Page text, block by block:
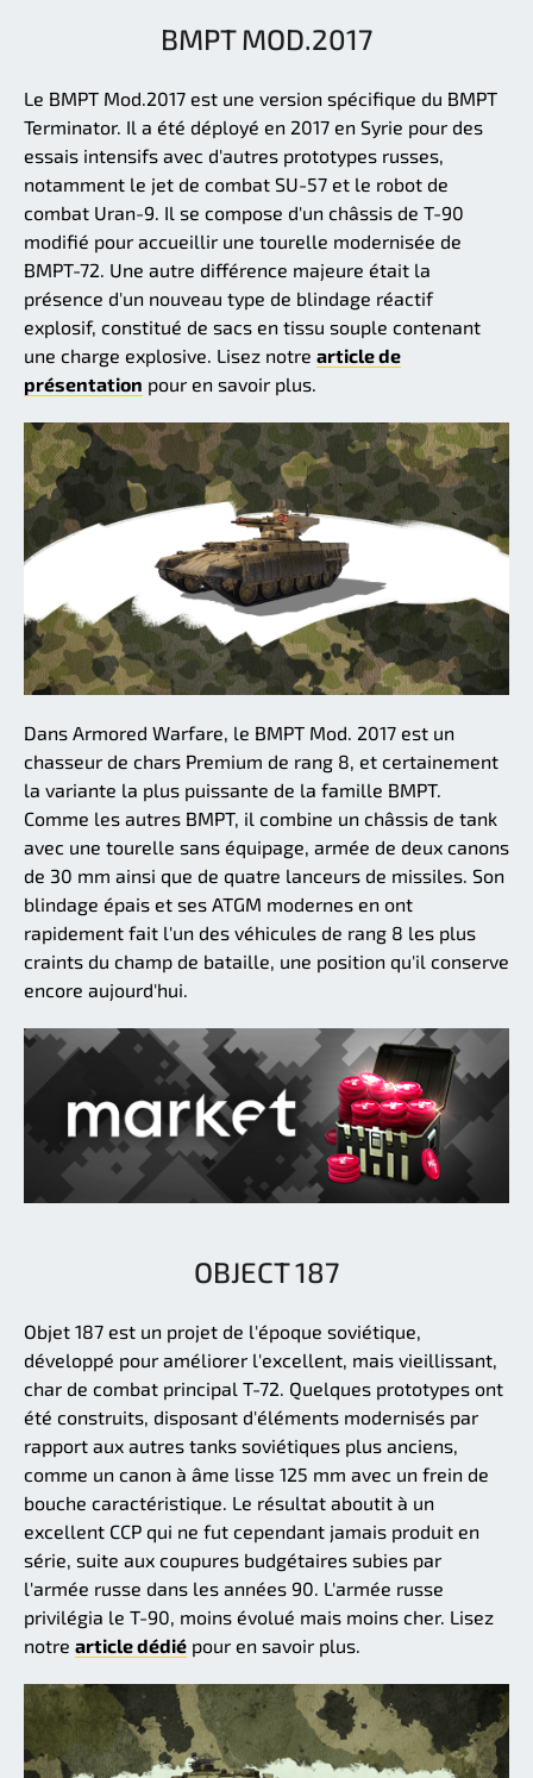
BMPT MOD.2017
Le BMPT Mod.2017 est une version spécifique du BMPT
Terminator. Il a été déployé en 2017 en Syrie pour des
essais intensifs avec d'autres prototypes russes,
notamment le jet de combat SU-57 et le robot de
combat Uran-9. Il se compose d'un châssis de T-90
modifié pour accueillir une tourelle modernisée de
BMPT-72. Une autre différence majeure était la
présence d'un nouveau type de blindage réactif
explosif, constitué de sacs en tissu souple contenant
une charge explosive. Lisez notre article de
présentation pour en savoir plus.
Dans Armored Warfare, le BMPT Mod. 2017 est un
chasseur de chars Premium de rang 8, et certainement
la variante la plus puissante de la famille BMPT.
Comme les autres BMPT, il combine un châssis de tank
avec une tourelle sans équipage, armée de deux canons
de 30 mm ainsi que de quatre lanceurs de missiles. Son
blindage épais et ses ATGM modernes en ont
rapidement fait l'un des véhicules de rang 8 les plus
craints du champ de bataille, une position qu'il conserve
encore aujourd'hui.
OBJECT 187
Objet 187 est un projet de l'époque soviétique,
développé pour améliorer l'excellent, mais vieillissant,
char de combat principal T-72. Quelques prototypes ont
été construits, disposant d'éléments modernisés par
rapport aux autres tanks soviétiques plus anciens,
comme un canon à âme lisse 125 mm avec un frein de
bouche caractéristique. Le résultat aboutit à un
excellent CCP qui ne fut cependant jamais produit en
série, suite aux coupures budgétaires subies par
l'armée russe dans les années 90. L'armée russe
privilégia le T-90, moins évolué mais moins cher. Lisez
notre article dédié pour en savoir plus.